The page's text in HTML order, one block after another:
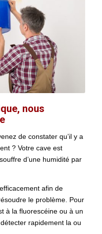
nous
de constater qu’il y a
? Votre cave est
d’une humidité par
afin de
le problème. Pour
à la fluorescéine ou à un
rapidement la ou